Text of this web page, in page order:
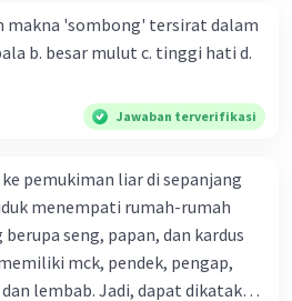
tepat agar
adalah .... A. (1)-(2)-(3)-
(4)-(2)
makna 'sombong' tersirat dalam
Jawaban terverifikasi
pemukiman liar di sepanjang
menempati rumah-rumah
seng, papan, dan kardus
mck, pendek, pengap,
lembab. Jadi, dapat dikatakan